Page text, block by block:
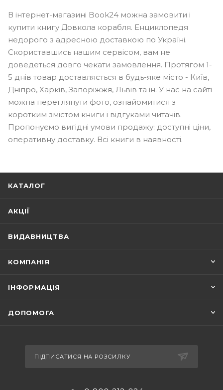
В інтернет-магазині Book24 можна замовити і
купити книгу Довкола корабля. Енциклопедя
недорого з адресною доставкою по Україні.
Скориставшись нашим сервісом, вам не
доведеться довго чекати замовлення. Протягом 1-
5 днів товар доставляється в будь-яке місто - Київ,
Дніпро, Харків, Запоріжжя, Львів та ін. У нас на сайті
можна переглянути фото, ознайомитися з
коротким змістом книги і відгуками читачів.
Пропонуємо вигідні умови продажу: доступні ціни,
оперативну доставку. Всі книги в наявності.
КАТАЛОГ
АКЦІЇ
ВИДАВНИЦТВА
КОМПАНІЯ
ІНФОРМАЦІЯ
ДОПОМОГА
ПІДПИСАТИСЯ НА РОЗСИЛКУ